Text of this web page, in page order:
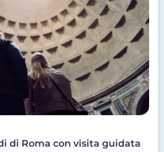
di Roma con visita guidata